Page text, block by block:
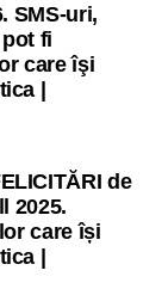
SMS-uri,
fi
care îşi
|
de
2025.
care își
|